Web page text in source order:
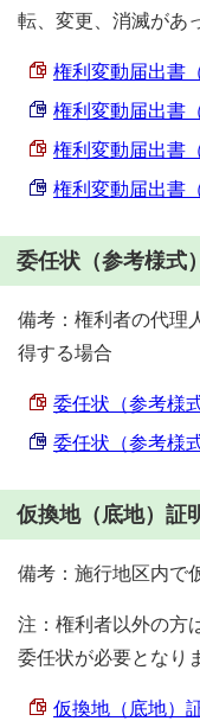
転、変更、消滅があ
権利変動届出書
権利変動届出書
権利変動届出書
権利変動届出書
委任状（参考様式）
備考：権利者の代理
得する場合
委任状（参考様
委任状（参考様
仮換地（底地）証
備考：施行地区内で
注：権利者以外の方
委任状が必要となり
仮換地（底地）